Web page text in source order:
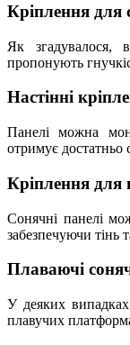
Кріплення для
Як згадувалося,
пропонують
Настінні
Панелі можна
отримує достатньо
Кріплення для
Сонячні панелі
забезпечуючи тінь
Плаваючі
У деяких
плавучих